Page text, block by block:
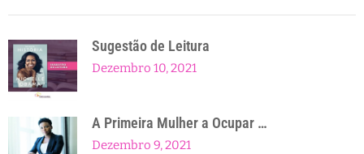
Sugestão de Leitura
Dezembro 10, 2021
A Primeira Mulher a Ocupar …
Dezembro 9, 2021